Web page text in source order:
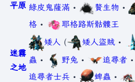
平原 綠皮鬼薩滿 • 贅生物 •
格 • 耶格路斯骷髏王
迷霧
之地
矮人 ( 矮人盜賊 •
蟲 • 野兔 • 追尋者 •
追尋者士兵 • 蜱蟲 •